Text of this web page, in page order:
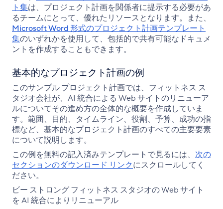
ト集は、プロジェクト計画を関係者に提示する必要があ
るチームにとって、優れたリソースとなります。また、
Microsoft Word 形式のプロジェクト計画テンプレート
集のいずれかを使用して、包括的で共有可能なドキュメ
ントを作成することもできます。
基本的なプロジェクト計画の例
このサンプル プロジェクト計画では、フィットネス ス
タジオ会社が、AI 統合による Web サイトのリニューア
ルについてその進め方の全体的な概要を作成していま
す。範囲、目的、タイムライン、役割、予算、成功の指
標など、基本的なプロジェクト計画のすべての主要要素
について説明します。
この例を無料の記入済みテンプレートで見るには、 次の
セクションのダウンロード リンクにスクロールしてく
ださい。
ビー ストロング フィットネス スタジオの Web サイト
を AI 統合によりリニューアル